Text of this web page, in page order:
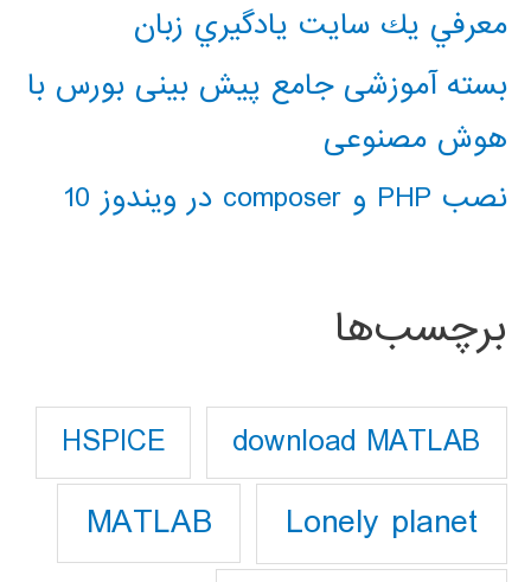
معرفي يك سايت يادگيري زبان
بسته آموزشی جامع پیش بینی بورس با
هوش مصنوعی
نصب PHP و composer در ویندوز 10
برچسب‌ها
download MATLAB
HSPICE
Lonely planet
MATLAB